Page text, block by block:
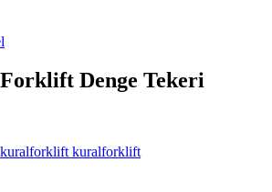
Denge Tekeri
kuralforklift kuralforklift